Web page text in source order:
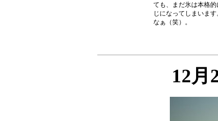
ても、まだ氷は本格
じになってしまいま
12月